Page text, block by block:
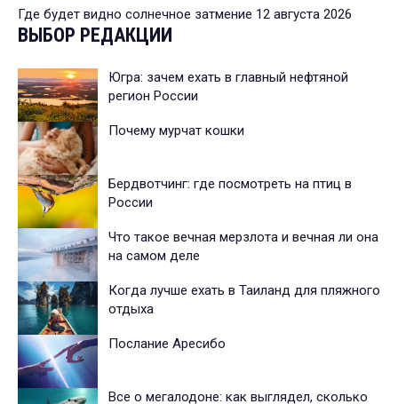
Где будет видно солнечное затмение 12 августа 2026
ВЫБОР РЕДАКЦИИ
Югра: зачем ехать в главный нефтяной
регион России
Почему мурчат кошки
Бердвотчинг: где посмотреть на птиц в
России
Что такое вечная мерзлота и вечная ли она
на самом деле
Когда лучше ехать в Таиланд для пляжного
отдыха
Послание Аресибо
Все о мегалодоне: как выглядел, сколько